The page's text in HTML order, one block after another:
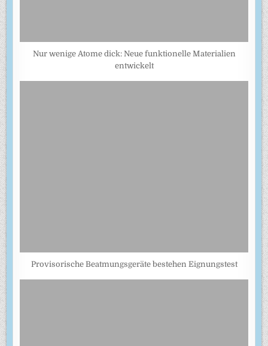
Nur wenige Atome dick: Neue funktionelle Materialien
entwickelt
Provisorische Beatmungsgeräte bestehen Eignungstest